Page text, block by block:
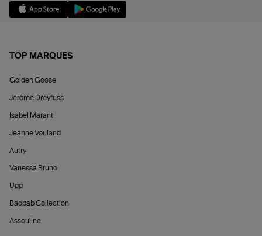
TOP MARQUES
Golden Goose
Jérôme Dreyfuss
Isabel Marant
Jeanne Vouland
Autry
Vanessa Bruno
Ugg
Baobab Collection
Assouline